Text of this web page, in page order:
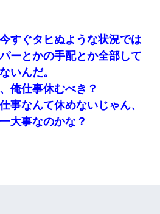
すぐタヒぬような状況では
ーとかの手配とか全部して
いんだ。
俺仕事休むべき？
事なんて休めないじゃん、
大事なのかな？